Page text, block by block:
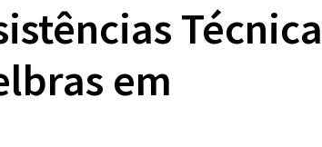
em